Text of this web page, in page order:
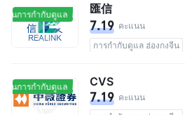
ในการกำกับดูแล อยู่ในการกำกับดูแล
匯信
7.19 คะแนน
การกำกับดูแล ฮ่องกงจีน
ในการกำกับดูแล อยู่ในการกำกับดูแล
CVS
7.19 คะแนน